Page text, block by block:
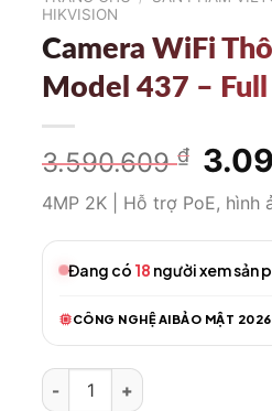
HIKVISION
Camera WiFi
Model 437 –
3.590.609₫
Giá
gốc
là:
4MP 2K | Hỗ trợ PoE, hình
Đang có 18 người xem sản
CÔNG NGHỆ AIBẢO MẬT 2026
Camera WiFi Thông Minh